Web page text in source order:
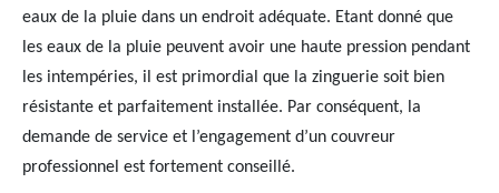
eaux de la pluie dans un endroit adéquate. Etant donné que
les eaux de la pluie peuvent avoir une haute pression pendant
les intempéries, il est primordial que la zinguerie soit bien
résistante et parfaitement installée. Par conséquent, la
demande de service et l’engagement d’un couvreur
professionnel est fortement conseillé.